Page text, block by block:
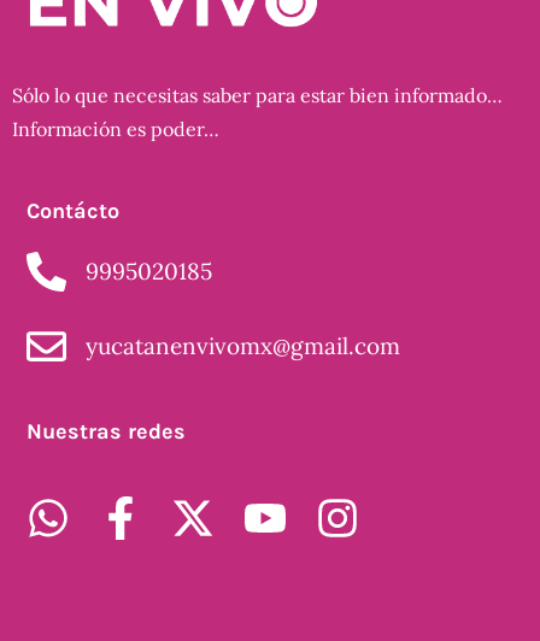
Sólo lo que necesitas saber para estar bien informado…
Información es poder…
Contácto
9995020185
yucatanenvivomx@gmail.com
Nuestras redes